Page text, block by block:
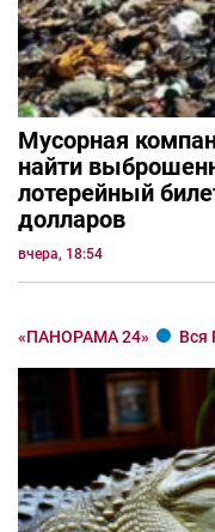
Мусорная
найти
лотерейный
долларов
вчера, 18:54
«ПАНОРАМА 24» Вся